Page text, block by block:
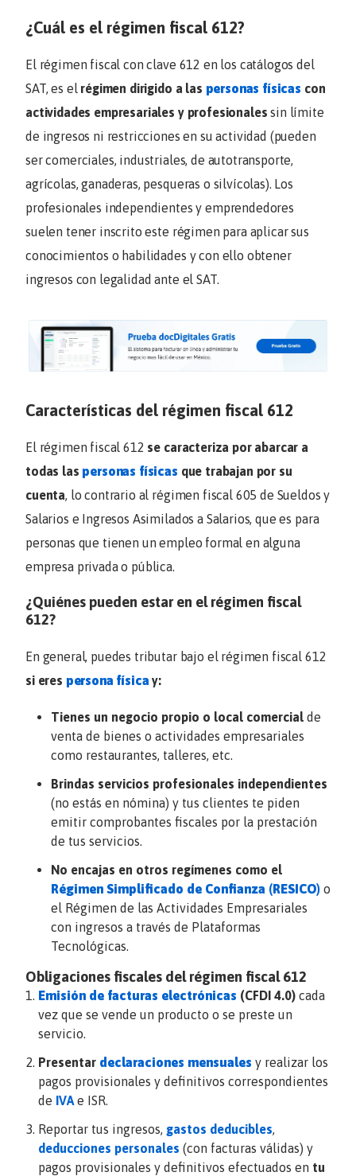
¿Cuál es el régimen fiscal 612?
El régimen fiscal con clave 612 en los catálogos del
SAT, es el régimen dirigido a las personas físicas con
actividades empresariales y profesionalessin límite
de ingresos ni restricciones en su actividad (pueden
ser comerciales, industriales, de autotransporte,
agrícolas, ganaderas, pesqueras o silvícolas). Los
profesionales independientes y emprendedores
suelen tener inscrito este régimen para aplicar sus
conocimientos o habilidades y con ello obtener
ingresos con legalidad ante el SAT.
Características del régimen fiscal 612
El régimen fiscal 612 se caracteriza por abarcar a
todas las personas físicas que trabajan por su
cuenta, lo contrario al régimen fiscal 605 de Sueldos y
Salarios e Ingresos Asimilados a Salarios, que es para
personas que tienen un empleo formal en alguna
empresa privada o pública.
¿Quiénes pueden estar en el régimen fiscal
612?
En general, puedes tributar bajo el régimen fiscal 612
si eres persona física y:
Tienes un negocio propio o local comercial de
venta de bienes o actividades empresariales
como restaurantes, talleres, etc.
Brindas servicios profesionales independientes
(no estás en nómina) y tus clientes te piden
emitir comprobantes fiscales por la prestación
de tus servicios.
No encajas en otros regímenes como el
Régimen Simplificado de Confianza (RESICO) o
el Régimen de las Actividades Empresariales
con ingresos a través de Plataformas
Tecnológicas.
Obligaciones fiscales del régimen fiscal 612
Emisión de facturas electrónicas (CFDI 4.0) cada
vez que se vende un producto o se preste un
servicio.
Presentar declaraciones mensuales y realizar los
pagos provisionales y definitivos correspondientes
de IVAe ISR.
Reportar tus ingresos, gastos deducibles,
deducciones personales (con facturas válidas) y
pagos provisionales y definitivos efectuados en tu